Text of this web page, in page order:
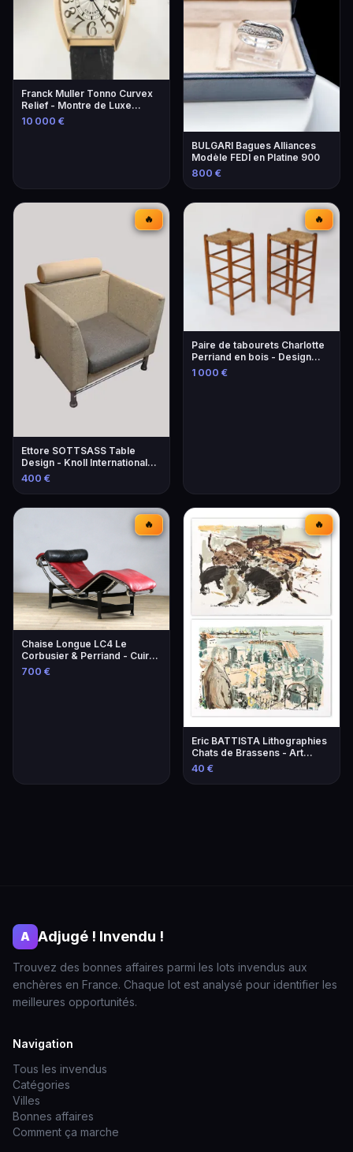
Franck Muller Tonno Curvex
Relief - Montre de Luxe
Unique
10 000 €
BULGARI Bagues Alliances
Modèle FEDI en Platine 900
800 €
🔥
Ettore SOTTSASS Table
Design - Knoll International
Éditeur
400 €
🔥
Paire de tabourets Charlotte
Perriand en bois - Design
iconique
1 000 €
🔥
Chaise Longue LC4 Le
Corbusier & Perriand - Cuir
Lie-de-Vin
700 €
🔥
Eric BATTISTA Lithographies
Chats de Brassens - Art
Contemporain
40 €
A Adjugé ! Invendu !
Trouvez des bonnes affaires parmi les lots invendus aux
enchères en France. Chaque lot est analysé pour identifier les
meilleures opportunités.
Navigation
Tous les invendus
Catégories
Villes
Bonnes affaires
Comment ça marche